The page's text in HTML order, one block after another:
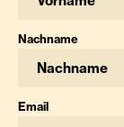
Nachname
Email